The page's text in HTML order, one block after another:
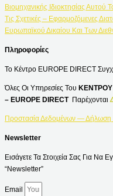
Βιομηχανικής Ιδιοκτησίας
Τις Σχετικές – Εφαρμοζόμενες
Ευρωπαϊκού Δικαίου Και Των
Πληροφορίες
Το Κέντρο EUROPE DIRECT
Όλες Οι Υπηρεσίες Του
– EUROPE DIRECT Παρέχονται
Προστασία Δεδομένων —
Newsletter
Εισάγετε Τα Στοιχεία Σας Για Να
“Newsletter”
Email